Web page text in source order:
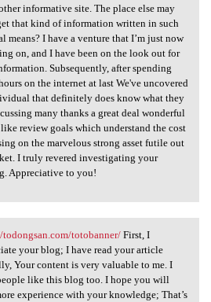
informative site. The place else may
that kind of information written in such
means? I have a venture that I’m just now
on, and I have been on the look out for
Subsequently, after spending
on the internet at last We've uncovered
that definitely does know what they
many thanks a great deal wonderful
review goals which understand the cost
on the marvelous strong asset futile out
I truly revered investigating your
Appreciative to you!
totobanner/First, I
your blog; I have read your article
Your content is very valuable to me. I
like this blog too. I hope you will
experience with your knowledge; That’s